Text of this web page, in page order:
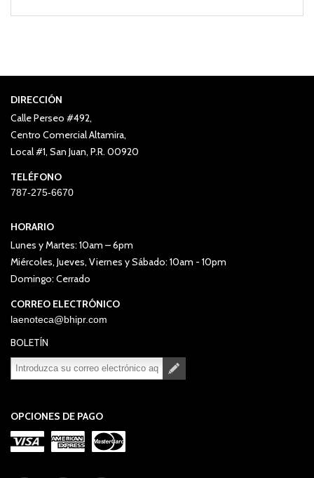
DIRECCIÓN
Calle Perseo #492,
Centro Comercial Altamira,
Local #1, San Juan, P.R. 00920
TELÉFONO
787-275-6670
HORARIO
Lunes y Martes: 10am – 6pm
Miércoles, Jueves, Viernes y Sábado: 10am - 10pm
Domingo: Cerrado
CORREO ELECTRÓNICO
laenoteca@bhipr.com
BOLETÍN
OPCIONES DE PAGO